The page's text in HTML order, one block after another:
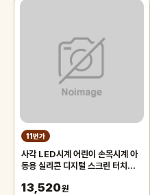
11번가
사각 LED시계 어린이 손목시계 아
동용 실리콘 디지털 스크린 터치발광
13,520원